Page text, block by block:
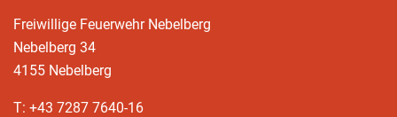
Freiwillige Feuerwehr Nebelberg
Nebelberg 34
4155 Nebelberg
T: +43 7287 7640-16